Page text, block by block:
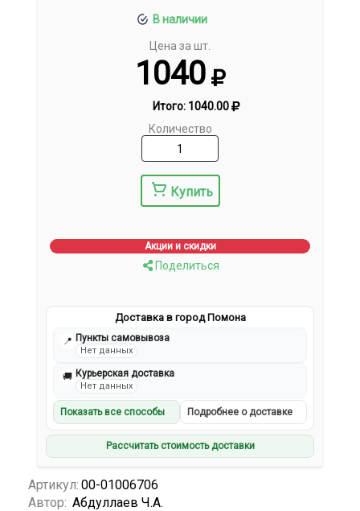
В наличии
Цена за шт.
1040
Итого: 1040.00
Количество
Купить
Акции и скидки
Поделиться
Доставка в город Помона
📍 Пункты самовывоза
Нет данных
🚚 Курьерская доставка
Нет данных
Показать все способы Подробнее о доставке
Рассчитать стоимость доставки
Артикул: 00-01006706
Автор: Абдуллаев Ч.А.